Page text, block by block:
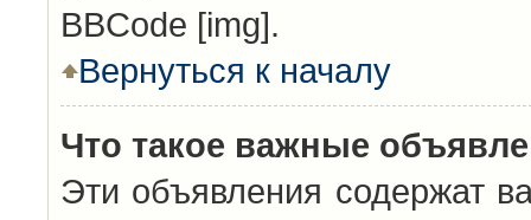
BBCode [img].
Вернуться к началу
Что такое важные
Эти объявления содержат